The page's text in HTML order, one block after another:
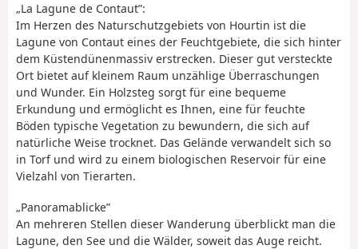
„La Lagune de Contaut”:
Im Herzen des Naturschutzgebiets von Hourtin ist die
Lagune von Contaut eines der Feuchtgebiete, die sich hinter
dem Küstendünenmassiv erstrecken. Dieser gut versteckte
Ort bietet auf kleinem Raum unzählige Überraschungen
und Wunder. Ein Holzsteg sorgt für eine bequeme
Erkundung und ermöglicht es Ihnen, eine für feuchte
Böden typische Vegetation zu bewundern, die sich auf
natürliche Weise trocknet. Das Gelände verwandelt sich so
in Torf und wird zu einem biologischen Reservoir für eine
Vielzahl von Tierarten.
„Panoramablicke”
An mehreren Stellen dieser Wanderung überblickt man die
Lagune, den See und die Wälder, soweit das Auge reicht.